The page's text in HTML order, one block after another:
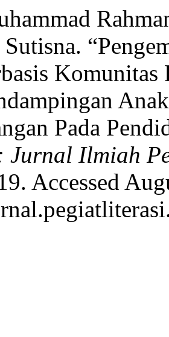
Pada
Jurnal Ilmiah
Accessed